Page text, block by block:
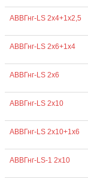
АВВГнг-LS 2х4+1х2,5
АВВГнг-LS 2х6+1х4
АВВГнг-LS 2х6
АВВГнг-LS 2х10
АВВГнг-LS 2х10+1х6
АВВГнг-LS-1 2х10